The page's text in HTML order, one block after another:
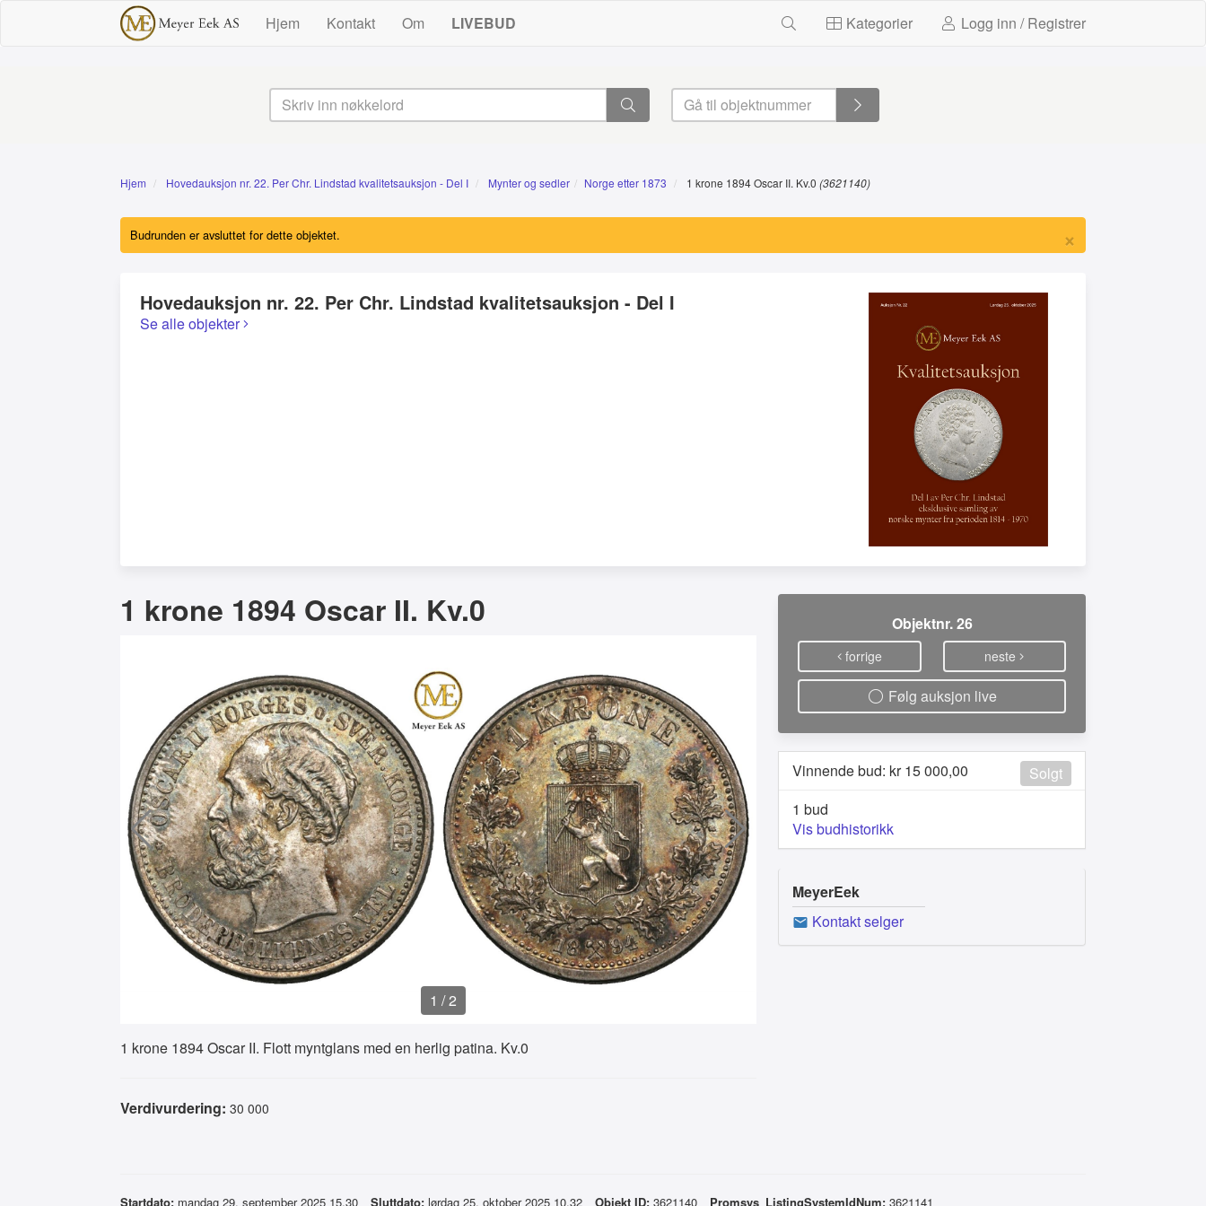
Hjem Kontakt Om LIVEBUD Kategorier Logg inn / Registrer
Hjem Hovedauksjon nr. 22. Per Chr. Lindstad kvalitetsauksjon - Del I Mynter og sedler Norge etter 1873 1 krone 1894 Oscar II. Kv.0 (3621140)
×
Budrunden er avsluttet for dette objektet.
Hovedauksjon nr. 22. Per Chr. Lindstad kvalitetsauksjon - Del I
Se alle objekter
1 krone 1894 Oscar II. Kv.0
1 /2
1 krone 1894 Oscar II. Flott myntglans med en herlig patina. Kv.0
Verdivurdering: 30 000
Objektnr. 26
forrige neste
Følg auksjon live
Solgt
Vinnende bud: kr15 000,00
1 bud
Vis budhistorikk
MeyerEek
Kontakt selger
Startdato: mandag 29. september 2025 15.30 Sluttdato: lørdag 25. oktober 2025 10.32 Objekt ID: 3621140 Promsys_ListingSystemIdNum: 3621141